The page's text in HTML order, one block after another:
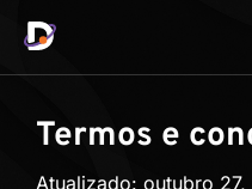
Termos e
Atualizado: outubro